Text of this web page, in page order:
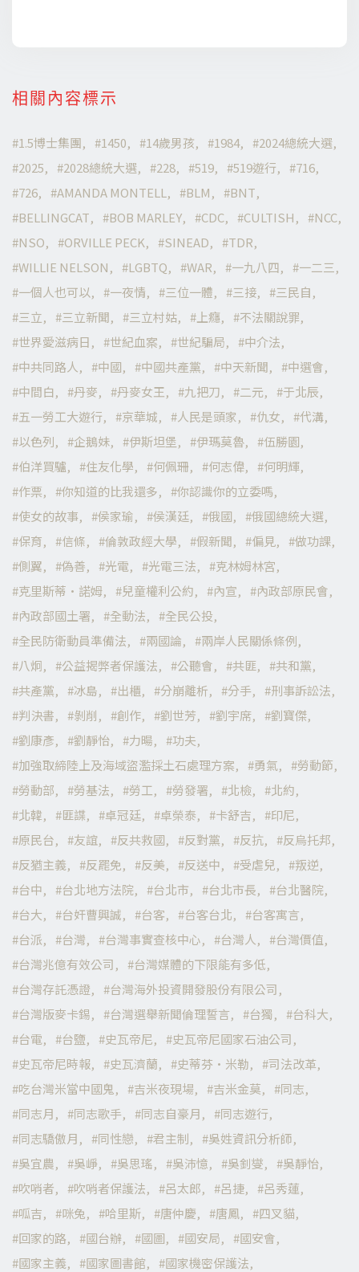
相關內容標示
1.5博士集團 1450 14歲男孩 1984
2024總統大選
2025
2028總統大選 228 519 519遊行
716
726
AMANDA MONTELL BLM
BNT
BELLINGCAT
BOB MARLEY CDC CULTISH
NCC
NSO
ORVILLE PECK SINEAD
TDR
WILLIE NELSON
LGBTQ WAR 一九八四
一二三
一個人也可以
一夜情 三位一體 三接
三民自
三立
三立新聞 三立村姑 上癮
不法關說罪
世界愛滋病日
世紀血案 世紀騙局
中介法
中共同路人
中國 中國共產黨 中天新聞
中選會
中間白
丹麥 丹麥女王 九把刀 二元
于北辰
五一勞工大遊行
京華城 人民是頭家 仇女
代溝
以色列
企鵝妹 伊斯坦堡 伊瑪莫魯
伍勝園
伯洋買驢
住友化學 何佩珊 何志偉
何明輝
作票
你知道的比我還多
你認識你的立委嗎
使女的故事
侯家瑜 侯漢廷 俄國
俄國總統大選
保育
信條 倫敦政經大學 假新聞 偏見
做功課
側翼
偽善 光電 光電三法
克林姆林宮
克里斯蒂·諾姆
兒童權利公約 內宣
內政部原民會
內政部國土署
全動法
全民公投
全民防衛動員準備法
兩國論
兩岸人民關係條例
八炯
公益揭弊者保護法 公聽會 共匪
共和黨
共產黨
冰島 出櫃 分崩離析 分手
刑事訴訟法
判決書
剝削 創作 劉世芳 劉宇席
劉寶傑
劉康彥
劉靜怡 力暘
功夫
加強取締陸上及海域盜濫採土石處理方案
勇氣
勞動節
勞動部
勞基法 勞工 勞發署 北檢
北約
北韓
匪諜 卓冠廷 卓榮泰 卡舒吉
印尼
原民台
友誼 反共救國 反對黨 反抗
反烏托邦
反猶主義
反罷免 反美 反送中 受虐兒
叛逆
台中
台北地方法院 台北市 台北市長
台北醫院
台大
台奸曹興誠 台客 台客台北
台客寓言
台派
台灣 台灣事實查核中心 台灣人
台灣價值
台灣兆億有效公司
台灣媒體的下限能有多低
台灣存託憑證
台灣海外投資開發股份有限公司
台灣版麥卡錫
台灣選舉新聞倫理誓言 台獨
台科大
台電
台鹽 史瓦帝尼
史瓦帝尼國家石油公司
史瓦帝尼時報
史瓦濟蘭 史蒂芬·米勒
司法改革
吃台灣米當中國鬼
吉米夜現場 吉米金莫
同志
同志月
同志歌手 同志自豪月
同志遊行
同志驕傲月
同性戀 君主制
吳姓資訊分析師
吳宜農
吳崢 吳思瑤 吳沛憶 吳釗燮
吳靜怡
吹哨者
吹哨者保護法 呂太郎 呂捷
呂秀蓮
呱吉
咪兔 哈里斯 唐仲慶 唐鳳
四叉貓
回家的路
國台辦 國圖 國安局
國安會
國家主義
國家圖書館
國家機密保護法